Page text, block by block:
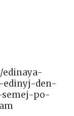
edinaya-
edinyj-den-
po-